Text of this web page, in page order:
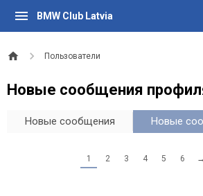
BMW Club Latvia
Пользователи
Новые сообщения
Новые сообщения Новые
1 2 3 4 5 6 →